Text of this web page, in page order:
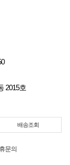
2015호
배송조회
문의